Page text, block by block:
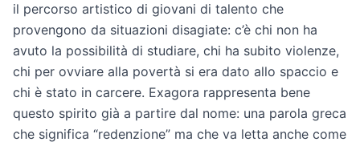
il percorso artistico di giovani di talento che
provengono da situazioni disagiate: c’è chi non ha
avuto la possibilità di studiare, chi ha subito violenze,
chi per ovviare alla povertà si era dato allo spaccio e
chi è stato in carcere. Exagora rappresenta bene
questo spirito già a partire dal nome: una parola greca
che significa “redenzione” ma che va letta anche come